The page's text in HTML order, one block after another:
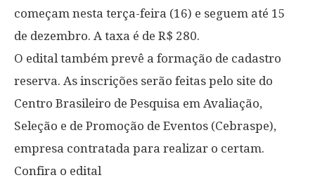
começam nesta terça-feira (16) e seguem até 15
de dezembro. A taxa é de R$ 280.
O edital também prevê a formação de cadastro
reserva. As inscrições serão feitas pelo site do
Centro Brasileiro de Pesquisa em Avaliação,
Seleção e de Promoção de Eventos (Cebraspe),
empresa contratada para realizar o certam.
Confira o edital